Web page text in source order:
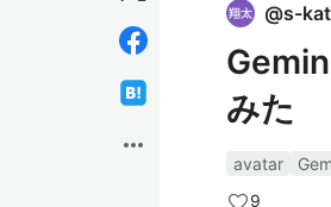
more_horiz
@s-
みた
avatar
9